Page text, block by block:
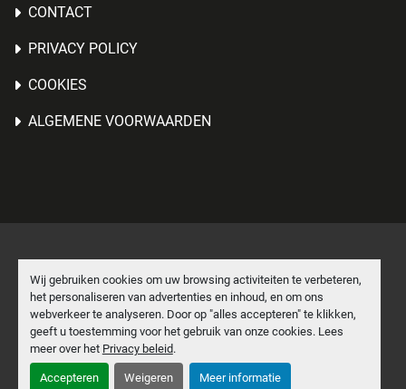
Wij gebruiken cookies om uw browsing activiteiten te verbeteren,
het personaliseren van advertenties en inhoud, en om ons
webverkeer te analyseren. Door op "alles accepteren" te klikken,
geeft u toestemming voor het gebruik van onze cookies. Lees
meer over het Privacy beleid.
Accepteren Weigeren Meer informatie
CONTACT
PRIVACY POLICY
COOKIES
ALGEMENE VOORWAARDEN
Cookies beheren
Machinio Systemwebsite doorMachinio